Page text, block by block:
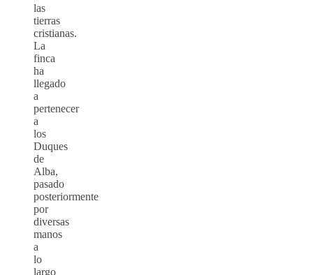
las
tierras
cristianas.
La
finca
ha
llegado
a
pertenecer
a
los
Duques
de
Alba,
pasado
posteriormente
por
diversas
manos
a
lo
largo